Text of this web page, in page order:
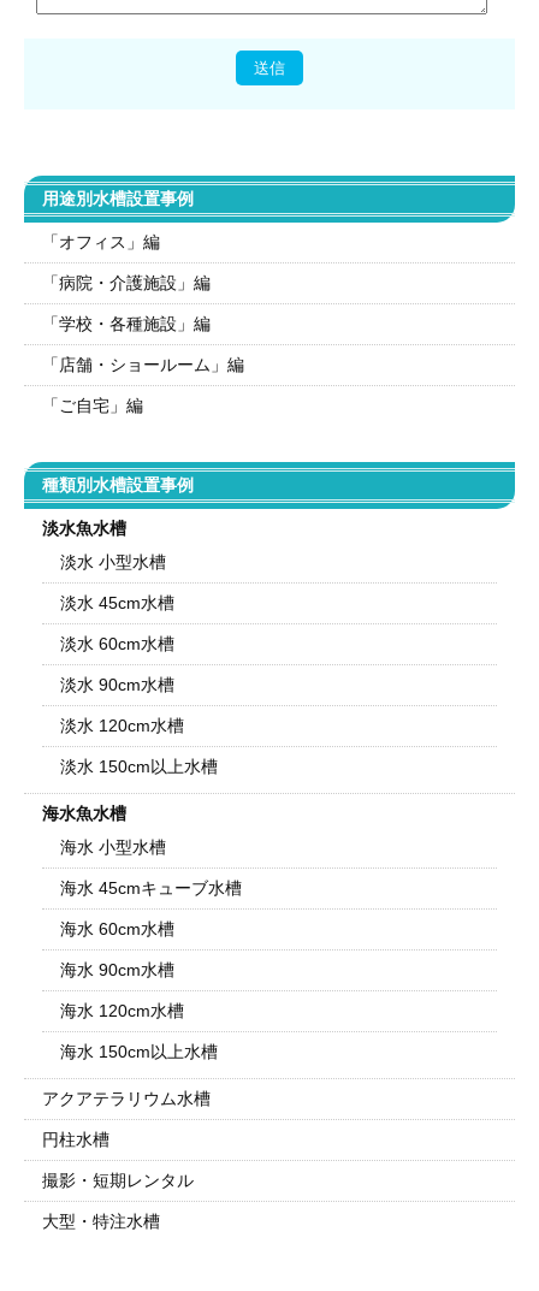
用途別水槽設置事例
「オフィス」編
「病院・介護施設」編
「学校・各種施設」編
「店舗・ショールーム」編
「ご自宅」編
種類別水槽設置事例
淡水魚水槽
淡水 小型水槽
淡水 45cm水槽
淡水 60cm水槽
淡水 90cm水槽
淡水 120cm水槽
淡水 150cm以上水槽
海水魚水槽
海水 小型水槽
海水 45cmキューブ水槽
海水 60cm水槽
海水 90cm水槽
海水 120cm水槽
海水 150cm以上水槽
アクアテラリウム水槽
円柱水槽
撮影・短期レンタル
大型・特注水槽